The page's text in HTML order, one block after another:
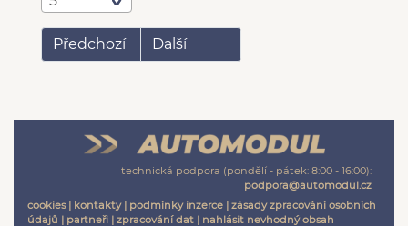
Předchozí Další
technická podpora (pondělí - pátek: 8:00 - 16:00):
podpora@automodul.cz
cookies| kontakty| podmínky inzerce | zásady zpracování osobních
údajů | partneři | zpracování dat | nahlásit nevhodný obsah